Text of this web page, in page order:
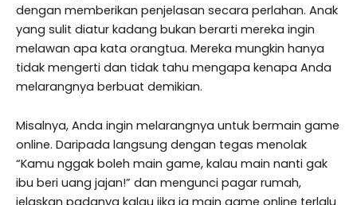
dengan memberikan penjelasan secara perlahan. Anak
yang sulit diatur kadang bukan berarti mereka ingin
melawan apa kata orangtua. Mereka mungkin hanya
tidak mengerti dan tidak tahu mengapa kenapa Anda
melarangnya berbuat demikian.
Misalnya, Anda ingin melarangnya untuk bermain game
online. Daripada langsung dengan tegas menolak
“Kamu nggak boleh main game, kalau main nanti gak
ibu beri uang jajan!” dan mengunci pagar rumah,